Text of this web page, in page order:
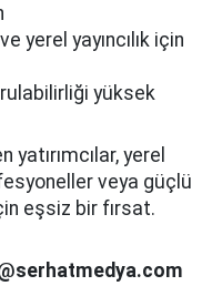
yerel yayıncılık için
yüksek
yerel
veya güçlü
eşsiz bir fırsat.